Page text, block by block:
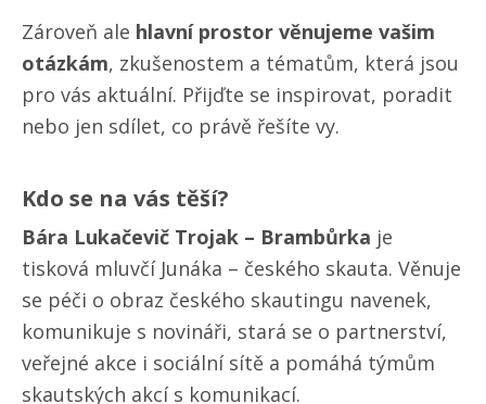
Zároveň ale hlavní prostor věnujeme vašim
otázkám, zkušenostem a tématům, která jsou
pro vás aktuální. Přijďte se inspirovat, poradit
nebo jen sdílet, co právě řešíte vy.
Kdo se na vás těší?
Bára Lukačevič Trojak – Brambůrka je
tisková mluvčí Junáka – českého skauta. Věnuje
se péči o obraz českého skautingu navenek,
komunikuje s novináři, stará se o partnerství,
veřejné akce i sociální sítě a pomáhá týmům
skautských akcí s komunikací.